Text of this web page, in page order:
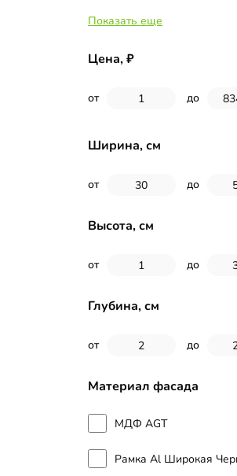
Тумба прикроватная
Полка
Зеркало
Спальный гарнитур
Витрина
Распашной шкаф
Шкаф-купе
Показать еще
Цена,
от до
Ширина, см
от до
Высота, см
от до
Глубина, см
от до
Материал фасада
МДФ AGT
Рамка Al Широкая